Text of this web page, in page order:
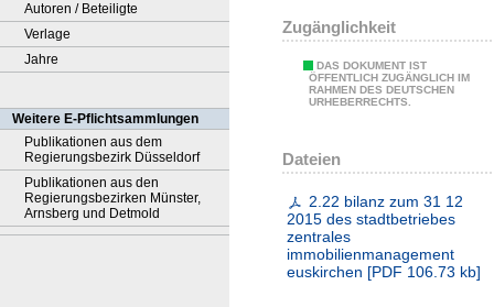
Autoren / Beteiligte
Verlage
Jahre
Weitere E-Pflichtsammlungen
Publikationen aus dem
Regierungsbezirk Düsseldorf
Publikationen aus den
Regierungsbezirken Münster,
Arnsberg und Detmold
Zugänglichkeit
DAS DOKUMENT IST
ÖFFENTLICH ZUGÄNGLICH IM
RAHMEN DES DEUTSCHEN
URHEBERRECHTS.
Dateien
2.22 bilanz zum 31 12
2015 des stadtbetriebes
zentrales
immobilienmanagement
euskirchen [PDF 106.73 kb]